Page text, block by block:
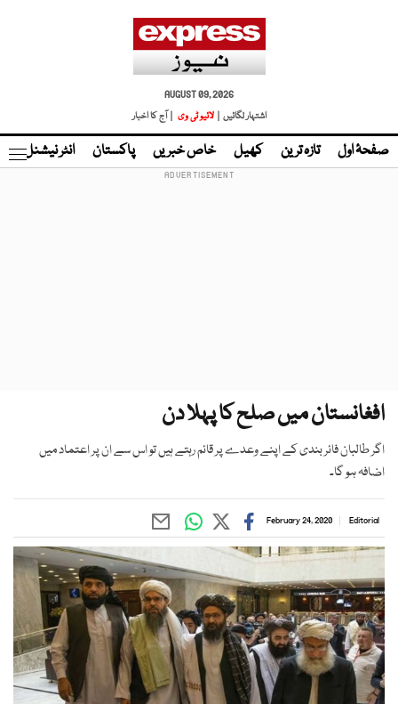
AUGUST 09, 2026
اشتہار لگائیں |
لائیو ٹی وی | آج کا اخبار
صفحۂ اول تازہ ترین کھیل خاص خبریں پاکستان انٹر نیشنل
افغانستان میں صلح کا پہلا دن
اگر طالبان فائر بندی کے اپنے وعدے پر قائم رہتے ہیں تو اس سے ان پر اعتماد میں
اضافہ ہو گا۔
Editorial
February 24, 2020